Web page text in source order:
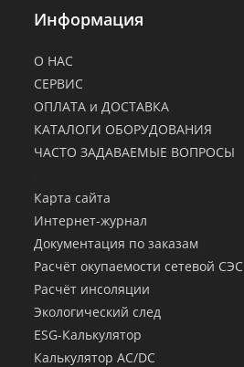
Информация
О НАС
СЕРВИС
ОПЛАТА и ДОСТАВКА
КАТАЛОГИ ОБОРУДОВАНИЯ
ЧАСТО ЗАДАВАЕМЫЕ ВОПРОСЫ
Карта сайта
Интернет-журнал
Документация по заказам
Расчёт окупаемости сетевой СЭС
Расчёт инсоляции
Экологический след
ESG-Калькулятор
Калькулятор AC/DC